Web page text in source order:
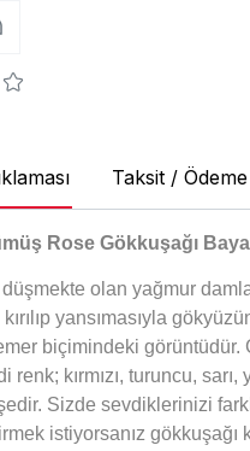
Taksit /
Rose Gökkuşağı
düşmekte olan yağmur
kırılıp yansımasıyla
biçimindeki görüntüdür.
renk; kırmızı, turuncu,
Sizde sevdiklerinizi
istiyorsanız gökkuşağı